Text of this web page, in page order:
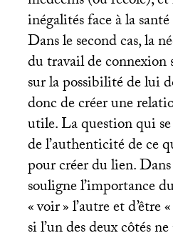
inégalités face à la
Dans le second cas, la
du travail de connexion
sur la possibilité de lui
donc de créer une
utile. La question qui se
de l’authenticité de ce
pour créer du lien.
souligne l’importance
«voir» l’autre et d’être «